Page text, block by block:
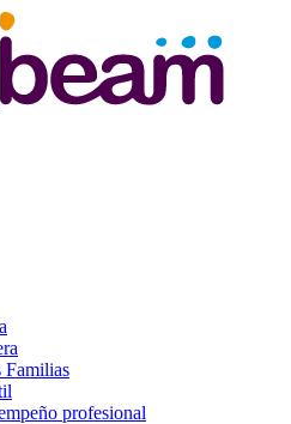
Familias
profesional